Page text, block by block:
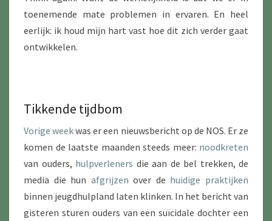
toenemende mate problemen in ervaren. En heel
eerlijk: ik houd mijn hart vast hoe dit zich verder gaat
ontwikkelen.
Tikkende tijdbom
Vorige weekwas er een nieuwsbericht op de NOS. Er ze
komen de laatste maanden steeds meer: noodkreten
van ouders, hulpverleners die aan de bel trekken, de
media die hun afgrijzen over de huidige praktijken
binnen jeugdhulpland laten klinken. In het bericht van
gisteren sturen ouders van een suïcidale dochter een